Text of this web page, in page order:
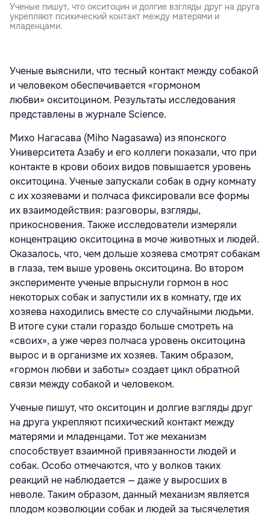
Ученые пишут, что окситоцин и долгие взгляды друг на друга
укрепляют психический контакт между матерями и
младенцами.
Ученые выяснили, что тесный контакт между собакой
и человеком обеспечивается «гормоном
любви» окситоцином. Результаты исследования
представлены в журнале Science.
Михо Нагасава (Miho Nagasawa) из японского
Университета Азабу и его коллеги показали, что при
контакте в крови обоих видов повышается уровень
окситоцина. Ученые запускали собак в одну комнату
с их хозяевами и полчаса фиксировали все формы
их взаимодействия: разговоры, взгляды,
прикосновения. Также исследователи измеряли
концентрацию окситоцина в моче животных и людей.
Оказалось, что, чем дольше хозяева смотрят собакам
в глаза, тем выше уровень окситоцина. Во втором
эксперименте ученые впрыснули гормон в нос
некоторых собак и запустили их в комнату, где их
хозяева находились вместе со случайными людьми.
В итоге суки стали гораздо больше смотреть на
«своих», а уже через полчаса уровень окситоцина
вырос и в организме их хозяев. Таким образом,
«гормон любви и заботы» создает цикл обратной
связи между собакой и человеком.
Ученые пишут, что окситоцин и долгие взгляды друг
на друга укрепляют психический контакт между
матерями и младенцами. Тот же механизм
способствует взаимной привязанности людей и
собак. Особо отмечаются, что у волков таких
реакций не наблюдается — даже у выросших в
неволе. Таким образом, данный механизм является
плодом коэволюции собак и людей за тысячелетия